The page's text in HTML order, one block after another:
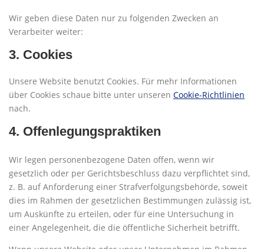
Wir geben diese Daten nur zu folgenden Zwecken an
Verarbeiter weiter:
3. Cookies
Unsere Website benutzt Cookies. Für mehr Informationen
über Cookies schaue bitte unter unseren Cookie-Richtlinien
nach.
4. Offenlegungspraktiken
Wir legen personenbezogene Daten offen, wenn wir
gesetzlich oder per Gerichtsbeschluss dazu verpflichtet sind,
z. B. auf Anforderung einer Strafverfolgungsbehörde, soweit
dies im Rahmen der gesetzlichen Bestimmungen zulässig ist,
um Auskünfte zu erteilen, oder für eine Untersuchung in
einer Angelegenheit, die die öffentliche Sicherheit betrifft.